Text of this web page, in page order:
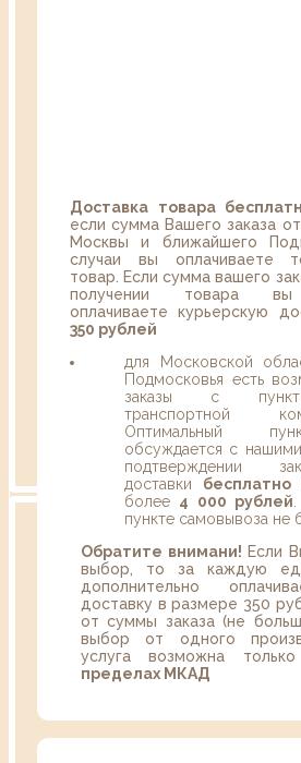
Доставка товара
если сумма Вашего заказа от
Москвы и ближайшего
случаи вы оплачиваете
товар. Если сумма вашего
получении товара вы
оплачиваете курьерскую
350 рублей
для Московской
Подмосковья есть
заказы с
транспортной
Оптимальный
обсуждается с
подтверждении
доставки бесплатно
более 4 000 рублей
пункте самовывоза не
Обратите внимани! Если
выбор, то за каждую
дополнительно
доставку в размере 350
от суммы заказа (не
выбор от одного
услуга возможна
пределах МКАД